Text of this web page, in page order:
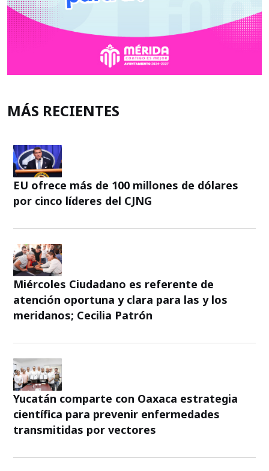
MÁS RECIENTES
EU ofrece más de 100 millones de dólares
por cinco líderes del CJNG
Miércoles Ciudadano es referente de
atención oportuna y clara para las y los
meridanos; Cecilia Patrón
Yucatán comparte con Oaxaca estrategia
científica para prevenir enfermedades
transmitidas por vectores